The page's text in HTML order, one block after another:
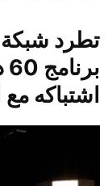
تطرد
اشتباكه مع